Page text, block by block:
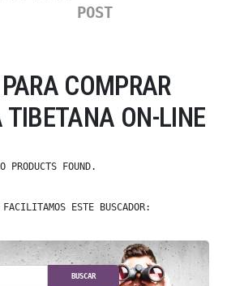
POST
COMPRAR
TIBETANA ON-LINE
PRODUCTS FOUND.
ESTE BUSCADOR:
BUSCAR